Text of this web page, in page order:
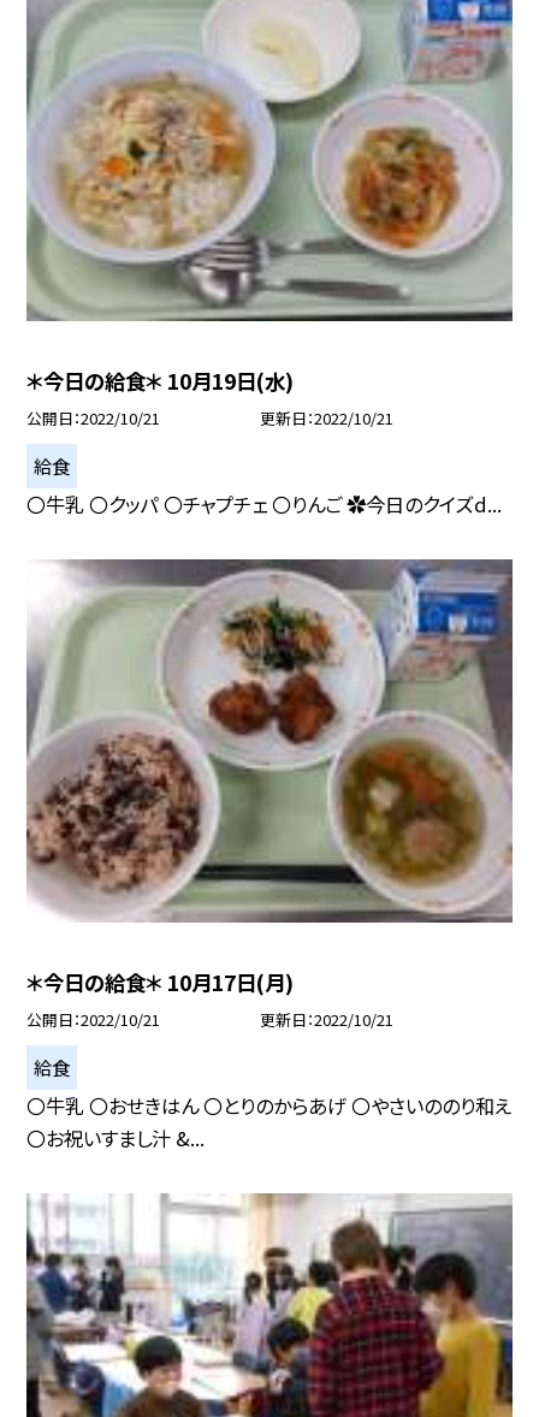
＊今日の給食＊ 10月19日(水)
公開日 2022/10/21 更新日 2022/10/21
給食
〇牛乳 〇クッパ 〇チャプチェ 〇りんご ✿今日のクイズd...
＊今日の給食＊ 10月17日(月)
公開日 2022/10/21 更新日 2022/10/21
給食
〇牛乳 〇おせきはん 〇とりのからあげ 〇やさいののり和え
〇お祝いすまし汁 &...